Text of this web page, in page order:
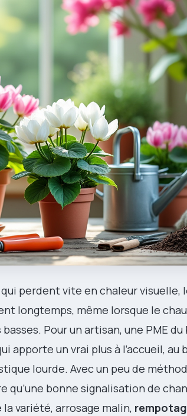
qui perdent vite en chaleur visuelle,
longtemps, même lorsque le
Pour un artisan, une PME du
apporte un vrai plus à l’accueil, au
lourde. Avec un peu de
bonne signalisation de
variété, arrosage malin,